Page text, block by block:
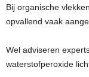
Bij organische
opvallend vaak
Wel adviseren
waterstofperoxide